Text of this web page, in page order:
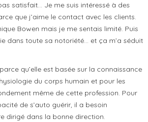
satisfait… Je me suis intéressé à des
que j’aime le contact avec les clients.
Bowen mais je me sentais limité. Puis
dans toute sa notoriété… et ça m’a séduit
qu’elle est basée sur la connaissance
du corps humain et pour les
même de cette profession. Pour
de s’auto guérir, il a besoin
dirigé dans la bonne direction.